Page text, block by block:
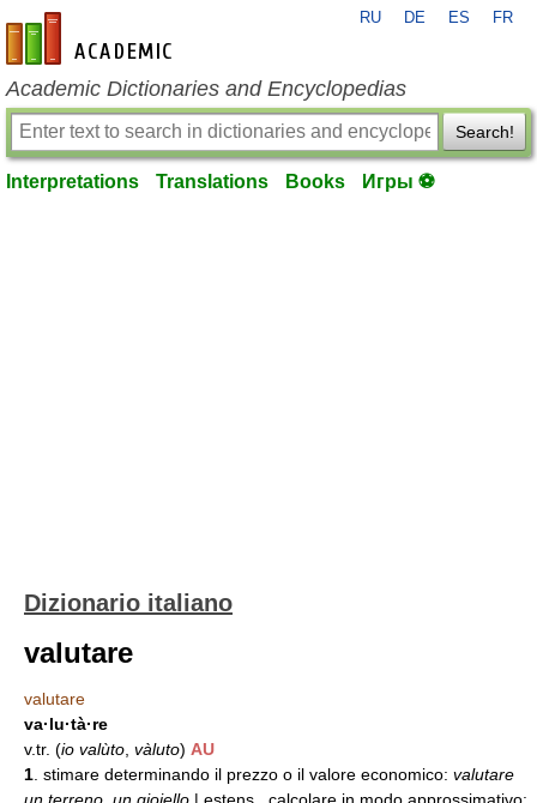
en-academic.com
RU DE ES FR
Academic Dictionaries and Encyclopedias
Search!
Interpretations Translations Books Игры ⚽
Dizionario italiano
valutare
valutare
va·lu·tà·re
v.tr. (io valùto vàluto) AU
1 . stimare determinando il prezzo o il valore economico: valutare